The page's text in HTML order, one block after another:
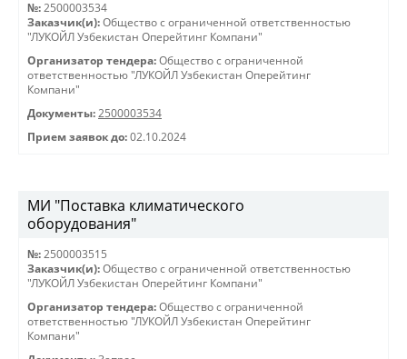
№: 2500003534
Заказчик(и): Общество с ограниченной ответственностью
"ЛУКОЙЛ Узбекистан Оперейтинг Компани"
Организатор тендера: Общество с ограниченной
ответственностью "ЛУКОЙЛ Узбекистан Оперейтинг
Компани"
Документы: 2500003534
Прием заявок до: 02.10.2024
МИ "Поставка климатического
оборудования"
№: 2500003515
Заказчик(и): Общество с ограниченной ответственностью
"ЛУКОЙЛ Узбекистан Оперейтинг Компани"
Организатор тендера: Общество с ограниченной
ответственностью "ЛУКОЙЛ Узбекистан Оперейтинг
Компани"